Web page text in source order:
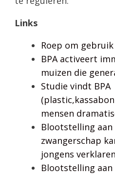
Links
Roep om
BPA activeert
muizen die
Studie vindt BPA
mensen
Blootstelling
zwangerschap
jongens verklaren
Blootstelling